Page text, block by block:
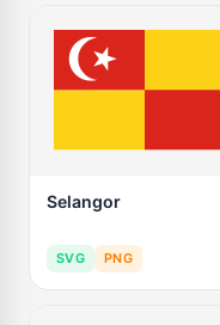
Selangor
SVG PNG